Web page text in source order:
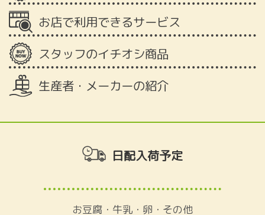
お店で利用できるサービス
スタッフのイチオシ商品
生産者・メーカーの紹介
日配入荷予定
お豆腐・牛乳・卵・その他